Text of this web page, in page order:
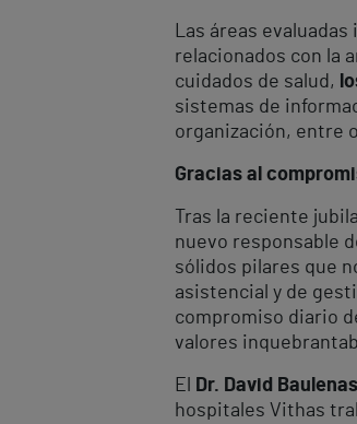
Las áreas evaluadas
relacionados con la
cuidados de salud,
sistemas de
organización, entre
Gracias al
Tras la reciente
nuevo responsable
sólidos pilares que
asistencial y de
compromiso diario
valores
El Dr. David
hospitales Vithas